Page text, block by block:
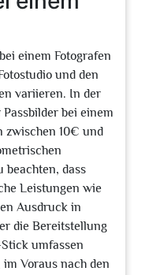
einem Fotografen
und den
variieren. In der
bei einem
zwischen 10€ und
beachten, dass
Leistungen wie
Ausdruck in
die Bereitstellung
umfassen
Voraus nach den